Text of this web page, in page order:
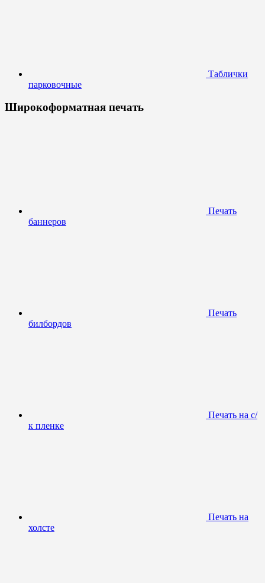
Таблички
парковочные
Широкоформатная печать
Печать
баннеров
Печать
билбордов
Печать на с/
к пленке
Печать на
холсте